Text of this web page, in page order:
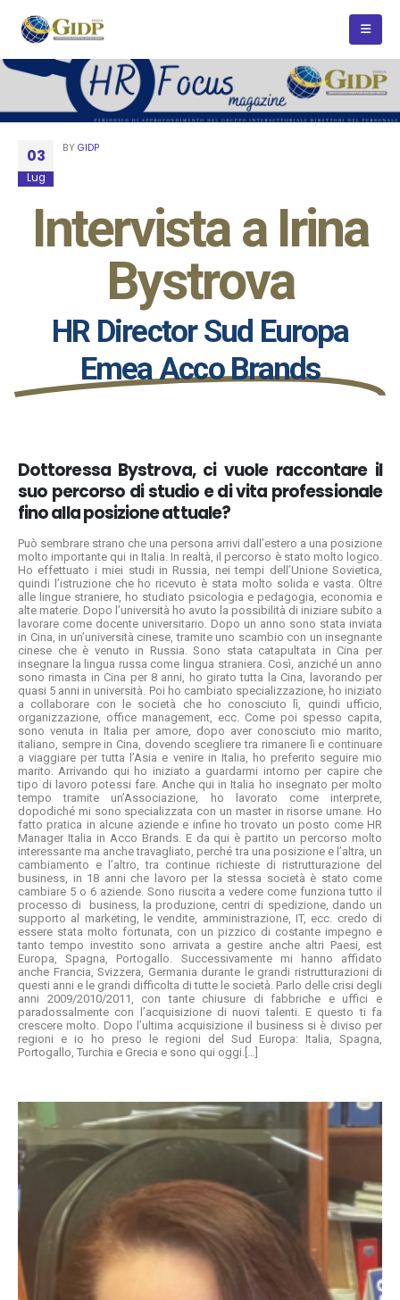
03
Lug
BY GIDP
Intervista a Irina
Bystrova
HR Director Sud Europa
Emea Acco Brands
Dottoressa Bystrova, ci vuole raccontare il
suo percorso di studio e di vita professionale
fino alla posizione attuale?
Può sembrare strano che una persona arrivi dall’estero a una posizione
molto importante qui in Italia. In realtà, il percorso è stato molto logico.
Ho effettuato i miei studi in Russia, nei tempi dell’Unione Sovietica,
quindi l’istruzione che ho ricevuto è stata molto solida e vasta. Oltre
alle lingue straniere, ho studiato psicologia e pedagogia, economia e
alte materie. Dopo l’università ho avuto la possibilità di iniziare subito a
lavorare come docente universitario. Dopo un anno sono stata inviata
in Cina, in un’università cinese, tramite uno scambio con un insegnante
cinese che è venuto in Russia. Sono stata catapultata in Cina per
insegnare la lingua russa come lingua straniera. Così, anziché un anno
sono rimasta in Cina per 8 anni, ho girato tutta la Cina, lavorando per
quasi 5 anni in università. Poi ho cambiato specializzazione, ho iniziato
a collaborare con le società che ho conosciuto lì, quindi ufficio,
organizzazione, office management, ecc. Come poi spesso capita,
sono venuta in Italia per amore, dopo aver conosciuto mio marito,
italiano, sempre in Cina, dovendo scegliere tra rimanere lì e continuare
a viaggiare per tutta l’Asia e venire in Italia, ho preferito seguire mio
marito. Arrivando qui ho iniziato a guardarmi intorno per capire che
tipo di lavoro potessi fare. Anche qui in Italia ho insegnato per molto
tempo tramite un’Associazione, ho lavorato come interprete,
dopodiché mi sono specializzata con un master in risorse umane. Ho
fatto pratica in alcune aziende e infine ho trovato un posto come HR
Manager Italia in Acco Brands. E da qui è partito un percorso molto
interessante ma anche travagliato, perché tra una posizione e l’altra, un
cambiamento e l’altro, tra continue richieste di ristrutturazione del
business, in 18 anni che lavoro per la stessa società è stato come
cambiare 5 o 6 aziende. Sono riuscita a vedere come funziona tutto il
processo di business, la produzione, centri di spedizione, dando un
supporto al marketing, le vendite, amministrazione, IT, ecc. credo di
essere stata molto fortunata, con un pizzico di costante impegno e
tanto tempo investito sono arrivata a gestire anche altri Paesi, est
Europa, Spagna, Portogallo. Successivamente mi hanno affidato
anche Francia, Svizzera, Germania durante le grandi ristrutturazioni di
questi anni e le grandi difficolta di tutte le società. Parlo delle crisi degli
anni 2009/2010/2011, con tante chiusure di fabbriche e uffici e
paradossalmente con l’acquisizione di nuovi talenti. E questo ti fa
crescere molto. Dopo l’ultima acquisizione il business si è diviso per
regioni e io ho preso le regioni del Sud Europa: Italia, Spagna,
Portogallo, Turchia e Grecia e sono qui oggi.[…]